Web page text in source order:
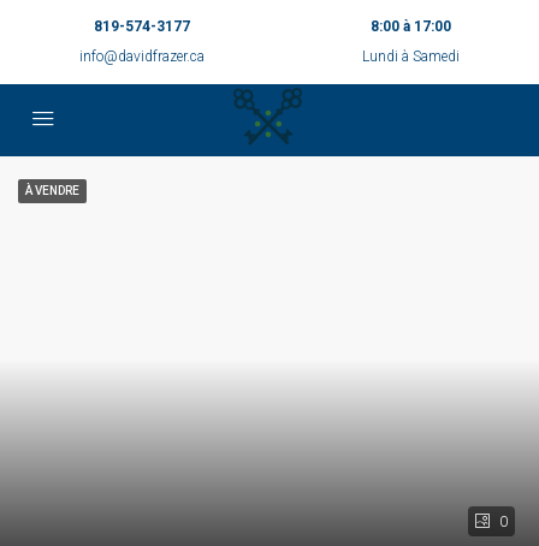
819-574-3177
info@davidfrazer.ca
8:00 à 17:00
Lundi à Samedi
0
À VENDRE